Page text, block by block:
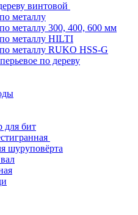
винтовой
металлу
металлу 300, 400, 600 мм
металлу HILTI
металлу RUKO HSS-G
по дереву
для бит
шуруповёрта